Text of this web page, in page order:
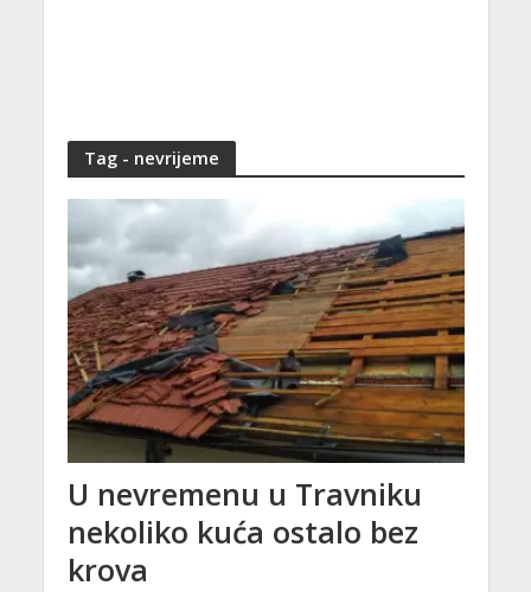
Tag - nevrijeme
U nevremenu u Travniku
nekoliko kuća ostalo bez
krova